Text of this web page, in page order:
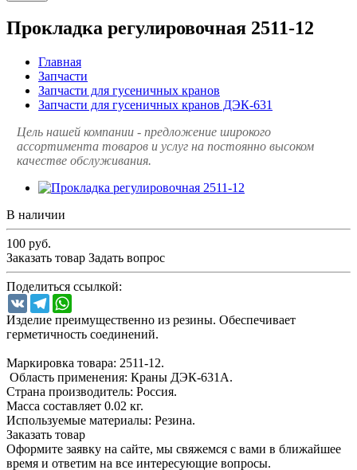
Прокладка регулировочная 2511-12
Главная
Запчасти
Запчасти для гусеничных кранов
Запчасти для гусеничных кранов ДЭК-631
Цель нашей компании - предложение широкого
ассортимента товаров и услуг на постоянно высоком
качестве обслуживания.
В наличии
100 руб.
Заказать товар Задать вопрос
Поделиться ссылкой:
VK Telegram
Изделие преимущественно из резины. Обеспечивает
герметичность соединений.
Маркировка товара: 2511-12.
Область применения: Краны ДЭК-631А.
Страна производитель: Россия.
Масса составляет 0.02 кг.
Используемые материалы: Резина.
Заказать товар
Оформите заявку на сайте, мы свяжемся с вами в ближайшее
время и ответим на все интересующие вопросы.